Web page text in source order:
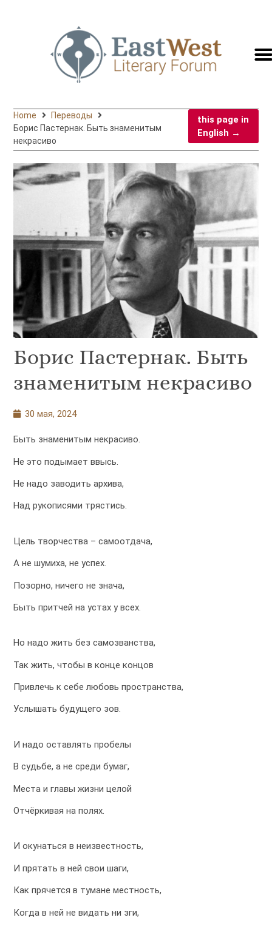
Home
Переводы
Борис Пастернак. Быть знаменитым
некрасиво
this page in
English →
Борис Пастернак. Быть
знаменитым некрасиво
30 мая, 2024
Быть знаменитым некрасиво.
Не это подымает ввысь.
Не надо заводить архива,
Над рукописями трястись.
Цель творчества – самоотдача,
А не шумиха, не успех.
Позорно, ничего не знача,
Быть притчей на устах у всех.
Но надо жить без самозванства,
Так жить, чтобы в конце концов
Привлечь к себе любовь пространства,
Услышать будущего зов.
И надо оставлять пробелы
В судьбе, а не среди бумаг,
Места и главы жизни целой
Отчёркивая на полях.
И окунаться в неизвестность,
И прятать в ней свои шаги,
Как прячется в тумане местность,
Когда в ней не видать ни зги,